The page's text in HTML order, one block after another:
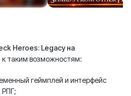
Heroes: Legacy на
к таким возможностям:
геймплей и интерфейс
РПГ;